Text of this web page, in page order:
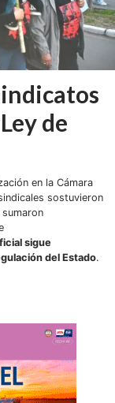
de
en la Cámara
sostuvieron
sigue
del Estado.